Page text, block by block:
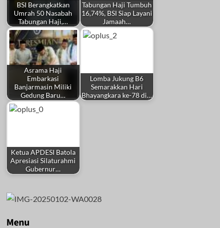
BSI Berangkatkan
Umrah 50 Nasabah
Tabungan Haji,…
Tabungan Haji Tumbuh
16,74%, BSI Siap Layani
Jamaah…
Asrama Haji
Embarkasi
Banjarmasin Miliki
Gedung Baru…
Lomba Jukung B6
Semarakkan Hari
Bhayangkara ke-78 di…
Ketua APDESI Batola
Apresiasi Silaturahmi
Gubernur…
Menu